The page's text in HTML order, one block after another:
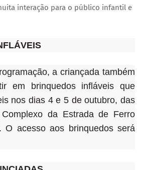
interação para o público infantil e
a criançada também
em brinquedos infláveis que
nos dias 4 e 5 de outubro, das
da Estrada de Ferro
O acesso aos brinquedos será